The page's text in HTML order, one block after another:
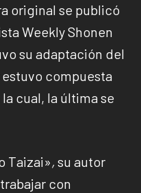
original se publicó
Weekly Shonen
su adaptación del
estuvo compuesta
cual, la última se
Taizai», su autor
con